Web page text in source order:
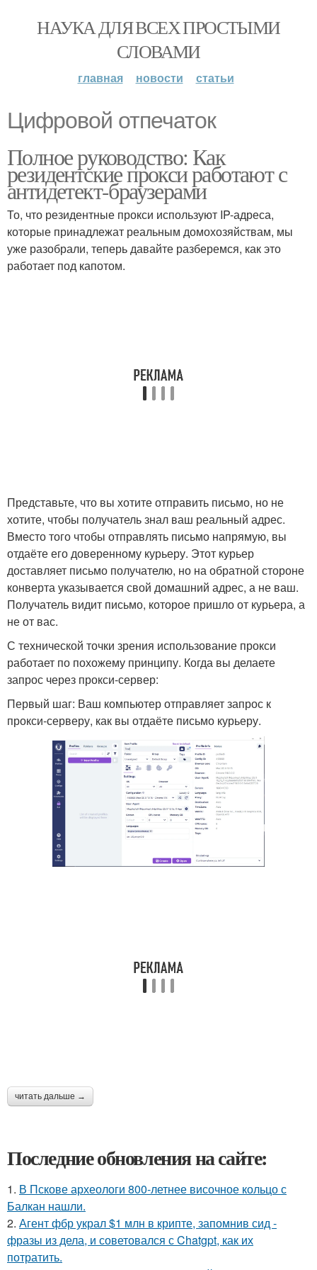
НАУКА ДЛЯ ВСЕХ ПРОСТЫМИ
СЛОВАМИ
главная новости статьи
Цифровой отпечаток
Полное руководство: Как
резидентские прокси работают с
антидетект-браузерами
То, что резидентные прокси используют IP-адреса,
которые принадлежат реальным домохозяйствам, мы
уже разобрали, теперь давайте разберемся, как это
работает под капотом.
Представьте, что вы хотите отправить письмо, но не
хотите, чтобы получатель знал ваш реальный адрес.
Вместо того чтобы отправлять письмо напрямую, вы
отдаёте его доверенному курьеру. Этот курьер
доставляет письмо получателю, но на обратной стороне
конверта указывается свой домашний адрес, а не ваш.
Получатель видит письмо, которое пришло от курьера, а
не от вас.
С технической точки зрения использование прокси
работает по похожему принципу. Когда вы делаете
запрос через прокси-сервер:
Первый шаг: Ваш компьютер отправляет запрос к
прокси-серверу, как вы отдаёте письмо курьеру.
читать дальше →
Последние обновления на сайте:
1. В Пскове археологи 800-летнее височное кольцо с
Балкан нашли.
2. Агент фбр украл $1 млн в крипте, запомнив сид -
фразы из дела, и советовался с Chatgpt, как их
потратить.